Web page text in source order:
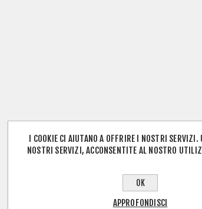
I COOKIE CI AIUTANO A OFFRIRE I NOSTRI
NOSTRI SERVIZI, ACCONSENTITE AL NOSTRO
OK
APPROFONDISCI